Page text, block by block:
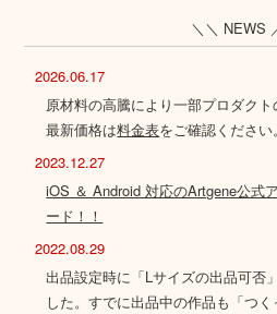
＼＼ NEWS
2026.06.17
原材料の高騰により一部プロダクト
最新価格は料金表をご確認ください。
2023.12.27
iOS ＆ Android 対応のArtgene公式
ード！！
2022.08.29
出品設定時に「Lサイズの出品可否
した。すでに出品中の作品も「つ